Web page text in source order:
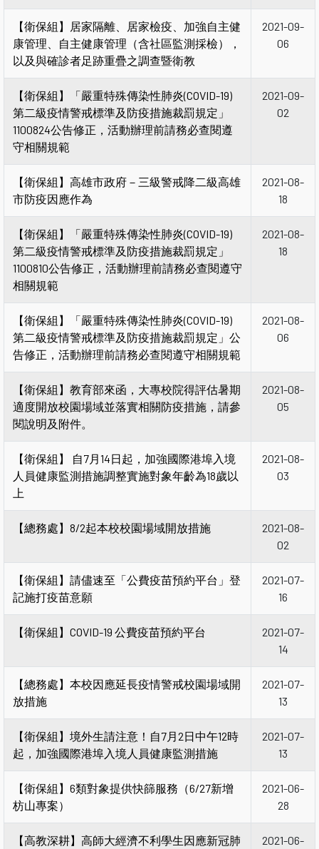
【衛保組】居家隔離、居家檢疫、加強自主健
康管理、自主健康管理（含社區監測採檢），
以及與確診者足跡重疊之調查暨衛教
2021-09-
06
【衛保組】「嚴重特殊傳染性肺炎(COVID-19)
第二級疫情警戒標準及防疫措施裁罰規定」
1100824公告修正，活動辦理前請務必查閱遵
守相關規範
2021-09-
02
【衛保組】高雄市政府－三級警戒降二級高雄
市防疫因應作為
2021-08-
18
【衛保組】「嚴重特殊傳染性肺炎(COVID-19)
第二級疫情警戒標準及防疫措施裁罰規定」
1100810公告修正，活動辦理前請務必查閱遵守
相關規範
2021-08-
18
【衛保組】「嚴重特殊傳染性肺炎(COVID-19)
第二級疫情警戒標準及防疫措施裁罰規定」公
告修正，活動辦理前請務必查閱遵守相關規範
2021-08-
06
【衛保組】教育部來函，大專校院得評估暑期
適度開放校園場域並落實相關防疫措施，請參
閱說明及附件。
2021-08-
05
【衛保組】 自7月14日起，加強國際港埠入境
人員健康監測措施調整實施對象年齡為18歲以
上
2021-08-
03
【總務處】8/2起本校校園場域開放措施
2021-08-
02
【衛保組】請儘速至「公費疫苗預約平台」登
記施打疫苗意願
2021-07-
16
【衛保組】COVID-19 公費疫苗預約平台
2021-07-
14
【總務處】本校因應延長疫情警戒校園場域開
放措施
2021-07-
13
【衛保組】境外生請注意！自7月2日中午12時
起，加強國際港埠入境人員健康監測措施
2021-07-
13
【衛保組】6類對象提供快篩服務（6/27新增
枋山專案）
2021-06-
28
【高教深耕】高師大經濟不利學生因應新冠肺
2021-06-